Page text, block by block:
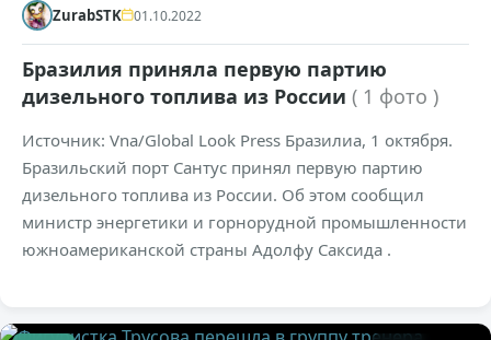
ZurabSTK 01.10.2022
Бразилия приняла первую партию
дизельного топлива из России ( 1 фото )
Источник: Vna/Global Look Press Бразилиа, 1 октября.
Бразильский порт Сантус принял первую партию
дизельного топлива из России. Об этом сообщил
министр энергетики и горнорудной промышленности
южноамериканской страны Адолфу Саксида .